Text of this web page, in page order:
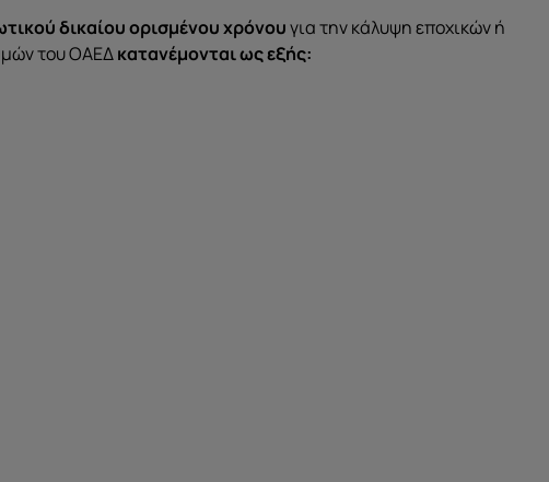
δικαίου ορισμένου χρόνουγια την κάλυψη εποχικών ή
του ΟΑΕΔκατανέμονται ως εξής: